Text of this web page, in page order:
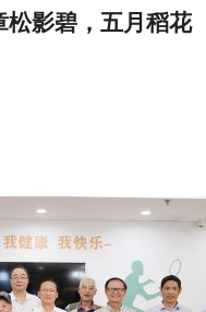
松影碧，五月稻花